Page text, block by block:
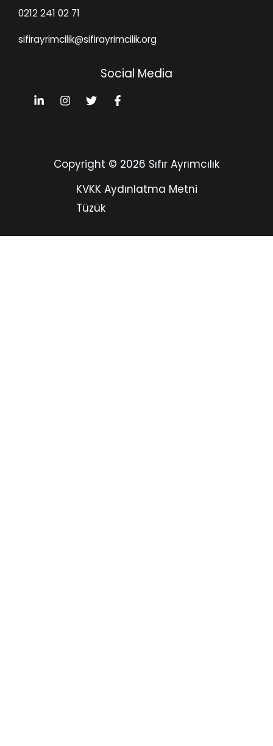
0212 241 02 71
sifirayrimcilik@sifirayrimcilik.org
Social Media
Copyright © 2026 Sıfır Ayrımcılık
KVKK Aydınlatma Metni
Tüzük